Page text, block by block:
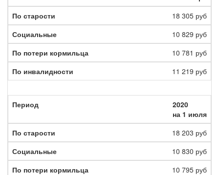
18 305 руб
10 829 руб
10 781 руб
11 219 руб
2020
на 1 июля
18 203 руб
10 830 руб
10 795 руб